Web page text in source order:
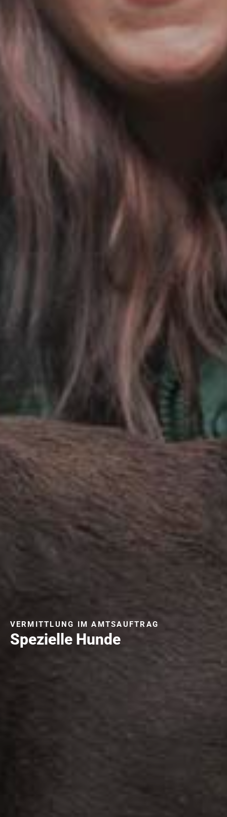
Spezielle Hunde
VERMITTLUNG IM AMTSAUFTRAG